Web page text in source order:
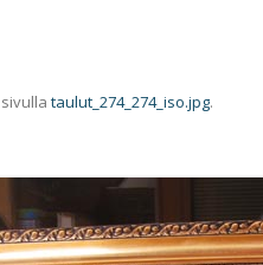
sivulla taulut_274_274_iso.jpg.